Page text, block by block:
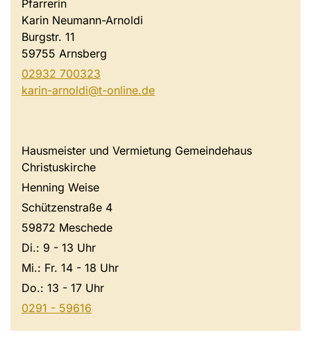
Pfarrerin
Karin Neumann-Arnoldi
Burgstr. 11
59755 Arnsberg
02932 700323
karin-arnoldi@t-online.de
Hausmeister und Vermietung Gemeindehaus
Christuskirche
Henning Weise
Schützenstraße 4
59872 Meschede
Di.: 9 - 13 Uhr
Mi.: Fr. 14 - 18 Uhr
Do.: 13 - 17 Uhr
0291 - 59616